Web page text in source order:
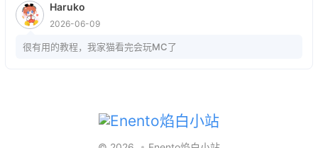
https://mrwintel.xyz/local/avatar.jpg 站点描述：树在。山在。大
地在。岁月在。我在。
Haruko
2026-06-09
很有用的教程，我家猫看完会玩MC了